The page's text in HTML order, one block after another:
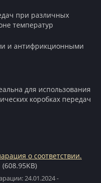
при различных
температур
и антифрикционными
для использования
коробках передач
о соответствии.
(608.95KB)
24.01.2024 -